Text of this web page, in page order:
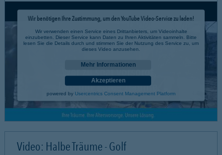
Wir benötigen Ihre Zustimmung, um den YouTube Video-Service zu laden!
Wir verwenden einen Service eines Drittanbieters, um Videoinhalte
einzubetten. Dieser Service kann Daten zu Ihren Aktivitäten sammeln. Bitte
lesen Sie die Details durch und stimmen Sie der Nutzung des Service zu, um
dieses Video anzusehen.
Mehr Informationen
Akzeptieren
powered by Usercentrics Consent Management Platform
Video: Halbe Träume - Golf